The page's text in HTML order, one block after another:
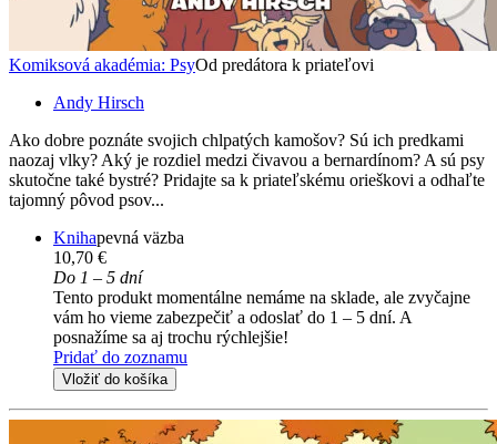
Komiksová akadémia: PsyOd predátora k priateľovi
Andy Hirsch
Ako dobre poznáte svojich chlpatých kamošov? Sú ich predkami
naozaj vlky? Aký je rozdiel medzi čivavou a bernardínom? A sú psy
skutočne také bystré? Pridajte sa k priateľskému orieškovi a odhaľte
tajomný pôvod psov...
Knihapevná väzba
10,70 €
Do 1 – 5 dní
Tento produkt momentálne nemáme na sklade, ale zvyčajne
vám ho vieme zabezpečiť a odoslať do 1 – 5 dní. A
posnažíme sa aj trochu rýchlejšie!
Pridať do zoznamu
Vložiť do košíka